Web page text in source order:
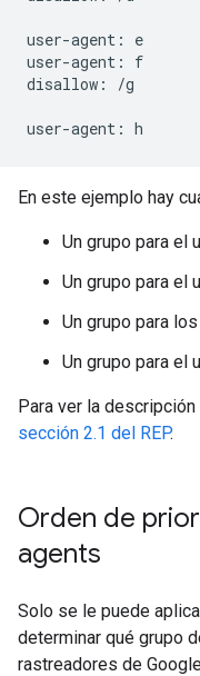
user-agent: e
user-agent: f
disallow: /g
En este ejemplo hay
Un grupo para el
Un grupo para el
Un grupo para
Un grupo para el
Para ver la
sección 2.1 del REP.
Orden de
agents
Solo se le puede
determinar qué grupo
rastreadores de